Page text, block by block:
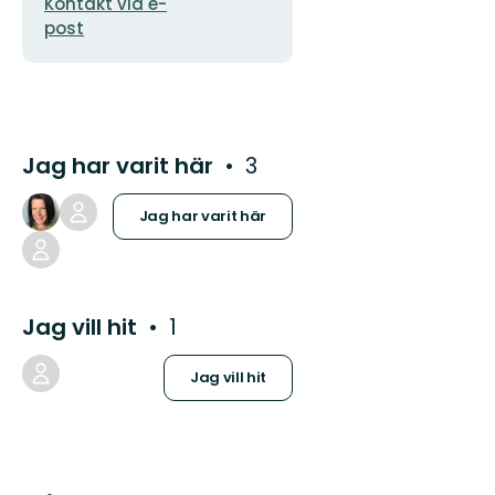
post
Jag har varit här 3
Jag har varit här
Jag vill hit 1
Jag vill hit